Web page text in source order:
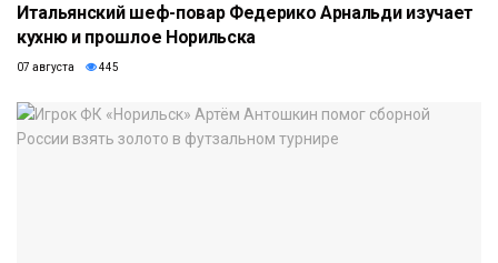
Итальянский шеф-повар Федерико Арнальди изучает
кухню и прошлое Норильска
07 августа 445